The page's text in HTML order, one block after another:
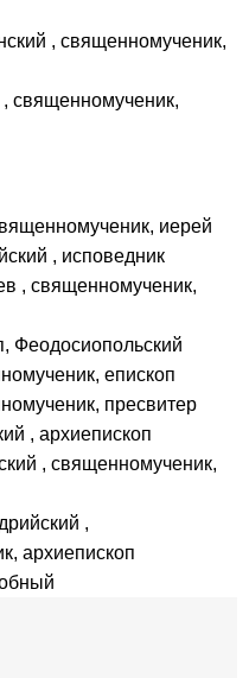
, священномученик,
, священномученик,
иерей
, исповедник
, священномученик,
Феодосиопольский
епископ
пресвитер
, архиепископ
, священномученик,
,
архиепископ